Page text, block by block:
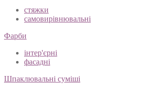
стяжки
самовирівнювальні
Фарби
інтер'єрні
фасадні
Шпаклювальні суміші